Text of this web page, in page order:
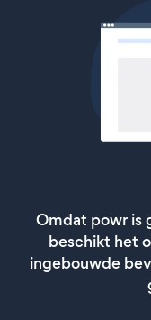
Omdat powr is
beschikt het
ingebouwde